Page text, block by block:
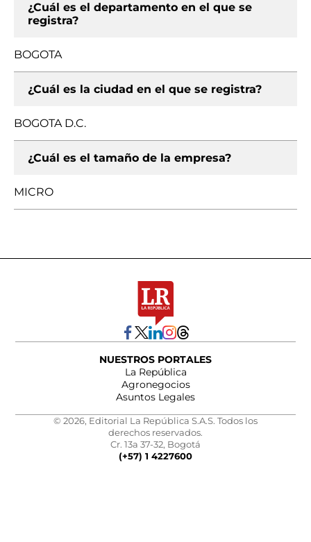
¿Cuál es el departamento en el que se
registra?
BOGOTA
¿Cuál es la ciudad en el que se registra?
BOGOTA D.C.
¿Cuál es el tamaño de la empresa?
MICRO
NUESTROS PORTALES
La República
Agronegocios
Asuntos Legales
© 2026, Editorial La República S.A.S. Todos los
derechos reservados.
Cr. 13a 37-32, Bogotá
(+57) 1 4227600